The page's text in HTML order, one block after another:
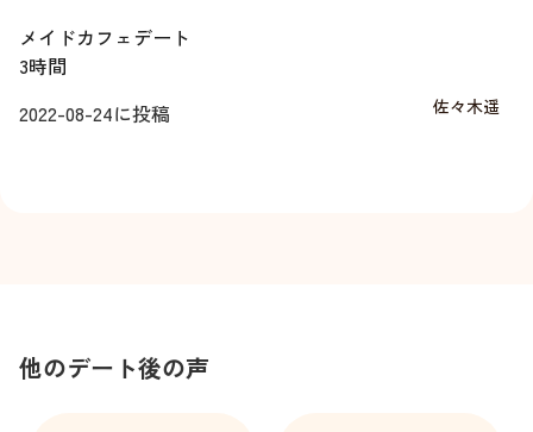
メイドカフェデート
3時間
2022-08-24に投稿 佐々木遥
他のデート後の声